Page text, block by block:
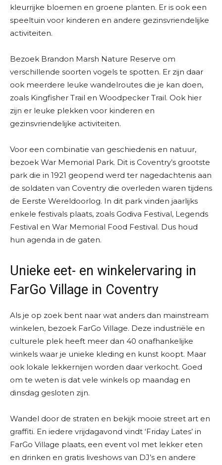
kleurrijke bloemen en groene planten. Er is ook een
speeltuin voor kinderen en andere gezinsvriendelijke
activiteiten.
Bezoek Brandon Marsh Nature Reserve om
verschillende soorten vogels te spotten. Er zijn daar
ook meerdere leuke wandelroutes die je kan doen,
zoals Kingfisher Trail en Woodpecker Trail. Ook hier
zijn er leuke plekken voor kinderen en
gezinsvriendelijke activiteiten.
Voor een combinatie van geschiedenis en natuur,
bezoek War Memorial Park. Dit is Coventry’s grootste
park die in 1921 geopend werd ter nagedachtenis aan
de soldaten van Coventry die overleden waren tijdens
de Eerste Wereldoorlog. In dit park vinden jaarlijks
enkele festivals plaats, zoals Godiva Festival, Legends
Festival en War Memorial Food Festival. Dus houd
hun agenda in de gaten.
Unieke eet- en winkelervaring in
FarGo Village in Coventry
Als je op zoek bent naar wat anders dan mainstream
winkelen, bezoek FarGo Village. Deze industriële en
culturele plek heeft meer dan 40 onafhankelijke
winkels waar je unieke kleding en kunst koopt. Maar
ook lokale lekkernijen worden daar verkocht. Goed
om te weten is dat vele winkels op maandag en
dinsdag gesloten zijn.
Wandel door de straten en bekijk mooie street art en
graffiti. En iedere vrijdagavond vindt ‘Friday Lates’ in
FarGo Village plaats, een event vol met lekker eten
en drinken en gratis liveshows van DJ’s en andere